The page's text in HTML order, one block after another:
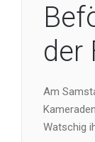
der
Am
Watschig